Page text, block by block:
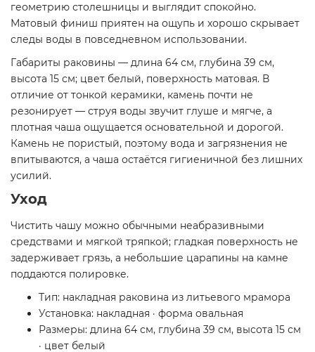
геометрию столешницы и выглядит спокойно.
Матовый финиш приятен на ощупь и хорошо скрывает
следы воды в повседневном использовании.
Габариты раковины — длина 64 см, глубина 39 см,
высота 15 см; цвет белый, поверхность матовая. В
отличие от тонкой керамики, камень почти не
резонирует — струя воды звучит глуше и мягче, а
плотная чаша ощущается основательной и дорогой.
Камень не пористый, поэтому вода и загрязнения не
впитываются, а чаша остаётся гигиеничной без лишних
усилий.
Уход
Чистить чашу можно обычными неабразивными
средствами и мягкой тряпкой; гладкая поверхность не
задерживает грязь, а небольшие царапины на камне
поддаются полировке.
Тип: накладная раковина из литьевого мрамора
Установка: накладная · форма овальная
Размеры: длина 64 см, глубина 39 см, высота 15 см
· цвет белый